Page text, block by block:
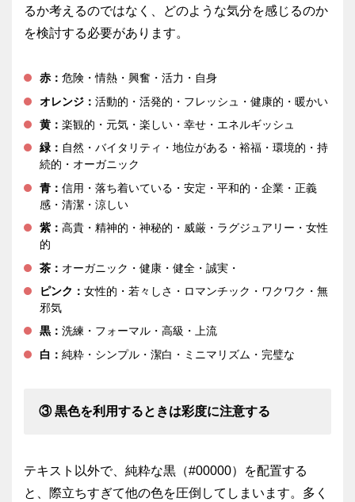
るか考えるのではなく、どのような気分を感じるのか
を検討する必要があります。
赤： 危険・情熱・興奮・活力・自身
オレンジ： 活動的・活発的・フレッシュ・健康的・暖かい
黄： 楽観的・元気・楽しい・幸せ・エネルギッシュ
緑： 自然・バイタリティ・地位がある・裕福・環境的・持
続的・オーガニック
青： 信用・落ち着いている・安定・平和的・企業・正義
感・清潔・涼しい
紫： 高貴・精神的・神秘的・威厳・ラグジュアリー・女性
的
茶： オーガニック・健康・健全・誠実・
ピンク： 女性的・若々しさ・ロマンチック・ワクワク・無
邪気
黒： 洗練・フォーマル・高級・上流
白： 純粋・シンプル・潔白・ミニマリズム・完璧な
③ 黒色を利用するときは彩度に注意する
テキスト以外で、純粋な黒（#00000）を配置する
と、際立ちすぎて他の色を圧倒してしまいます。多く